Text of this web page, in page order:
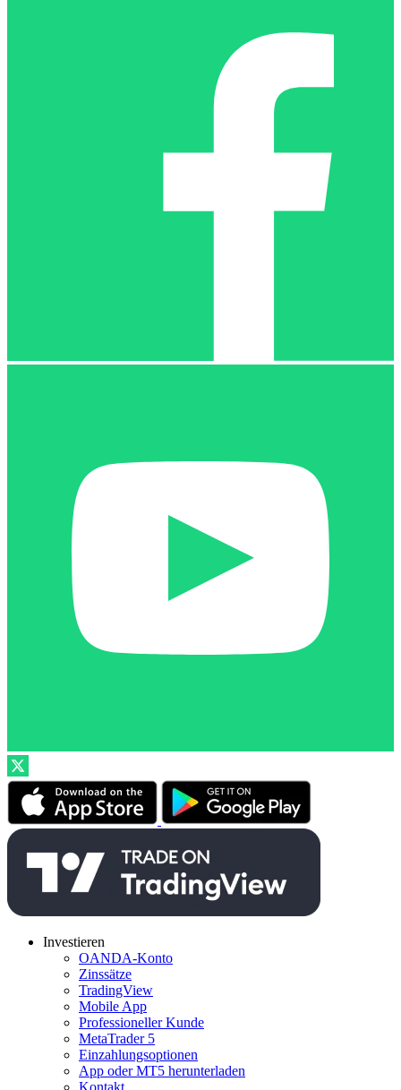
Investieren
OANDA-Konto
Zinssätze
TradingView
Mobile App
Professioneller Kunde
MetaTrader 5
Einzahlungsoptionen
App oder MT5 herunterladen
Kontakt